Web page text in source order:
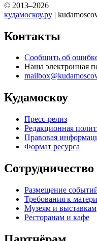
© 2013–2026
кудамоскоу.ру |
Контакты
Сообщить об
Наша электронная
Кудамоскоу
Пресс-релиз
Редакционная
Правовая
Формат ресурса
Сотрудничество
Размещение
Требования к
Музеям и выставкам
Ресторанам и кафе